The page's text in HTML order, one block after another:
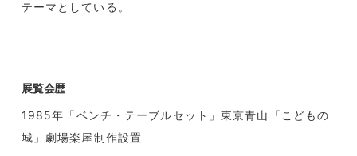
テーマとしている。
展覧会歴
1985年「ベンチ・テーブルセット」東京青山「こどもの
城」劇場楽屋制作設置